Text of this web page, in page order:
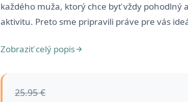
každého muža, ktorý chce byť vždy pohodlný
aktivitu. Preto sme pripravili práve pre vás
Zobraziť celý popis
25.95 €